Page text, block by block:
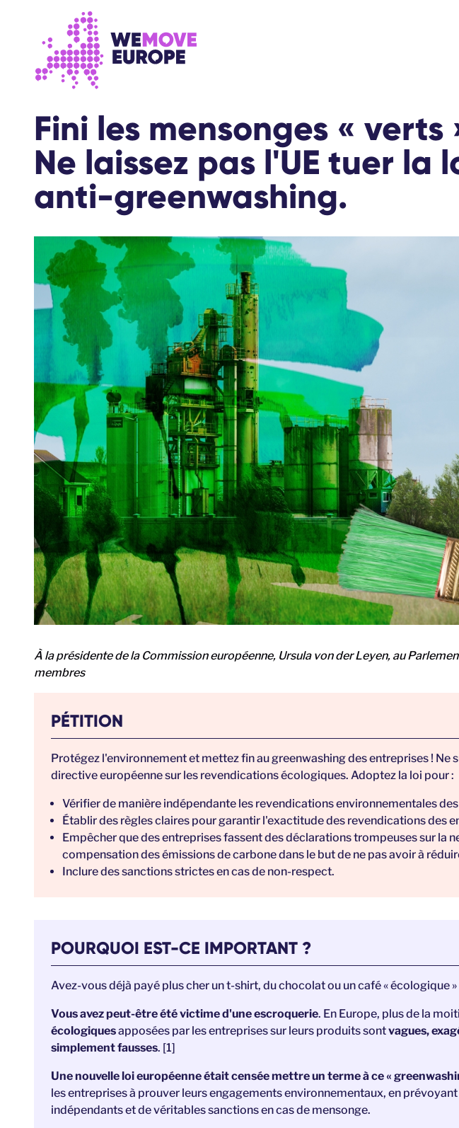
Fini les mensonges « verts
Ne laissez pas l'UE tuer la
anti-greenwashing.
À la présidente de la Commission européenne, Ursula von der Leyen, au
membres
PÉTITION
Protégez l'environnement et mettez fin au greenwashing des entreprises ! Ne
directive européenne sur les revendications écologiques. Adoptez la loi pour :
Vérifier de manière indépendante les revendications environnementales
Établir des règles claires pour garantir l'exactitude des revendications des
Empêcher que des entreprises fassent des déclarations trompeuses sur la
compensation des émissions de carbone dans le but de ne pas avoir à
Inclure des sanctions strictes en cas de non-respect.
POURQUOI EST-CE IMPORTANT ?
Avez-vous déjà payé plus cher un t-shirt, du chocolat ou un café « écologique »
Vous avez peut-être été victime d'une escroquerie. En Europe, plus de la
écologiquesapposées par les entreprises sur leurs produits sontvagues,
simplement fausses. [1]
Une nouvelle loi européenne était censée mettre un terme à ce «
les entreprises à prouver leurs engagements environnementaux, en
indépendants et de véritables sanctions en cas de mensonge.